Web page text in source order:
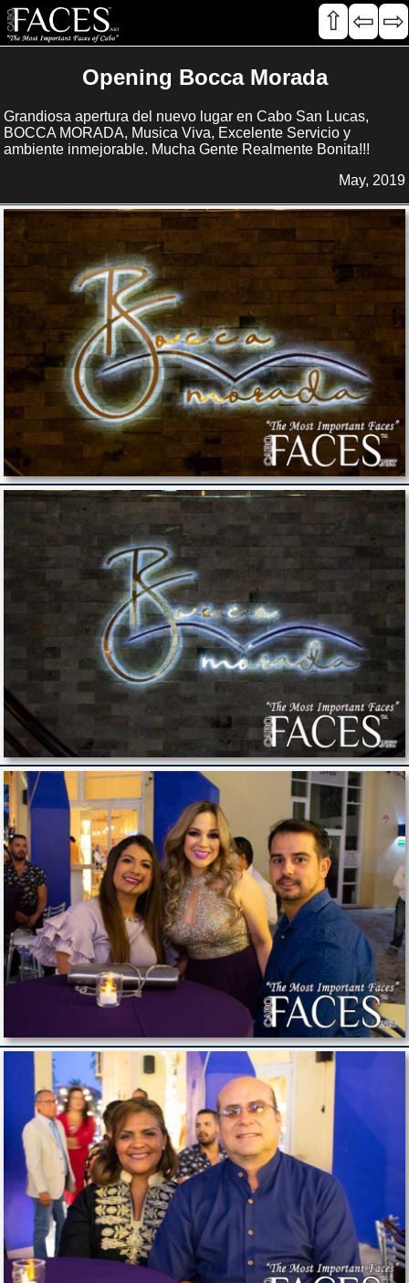
⇧ ⇦ ⇨
Opening Bocca Morada
Grandiosa apertura del nuevo lugar en Cabo San Lucas,
BOCCA MORADA, Musica Viva, Excelente Servicio y
ambiente inmejorable. Mucha Gente Realmente Bonita!!!
May, 2019